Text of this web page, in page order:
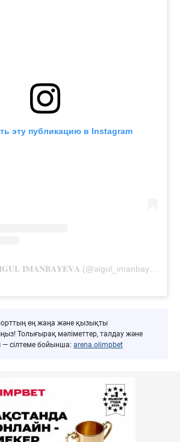
эту публикацию в Instagram
Публикация от 𝐀𝐈𝐆𝐔𝐋 𝐈𝐌𝐀𝐍𝐁𝐀𝐘𝐄𝐕𝐀 (@aigul_imanbayeva)
ең жаңа және қызықты
Толығырақ мәліметтер, талдау және
— сілтеме бойынша: arena.olimpbet